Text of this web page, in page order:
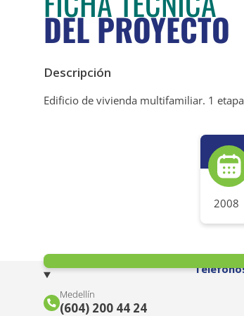
DEL PROYECTO
Descripción
Edificio de vivienda multifamiliar. 1
2008
Medellín
(604) 200 44 24